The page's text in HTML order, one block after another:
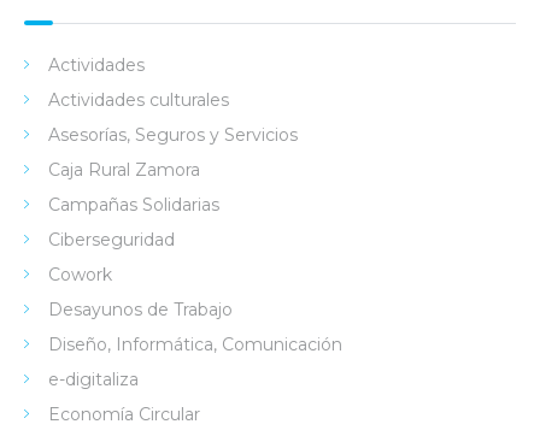
Actividades
Actividades culturales
Asesorías, Seguros y Servicios
Caja Rural Zamora
Campañas Solidarias
Ciberseguridad
Cowork
Desayunos de Trabajo
Diseño, Informática, Comunicación
e-digitaliza
Economía Circular